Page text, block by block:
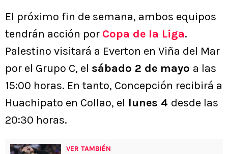
El próximo fin de semana, ambos equipos
tendrán acción por Copa de la Liga.
Palestino visitará a Everton en Viña del Mar
por el Grupo C, el sábado 2 de mayo a las
15:00 horas. En tanto, Concepción recibirá a
Huachipato en Collao, el lunes 4 desde las
20:30 horas.
VER TAMBIÉN